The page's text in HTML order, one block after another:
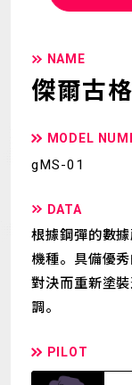
NAME
傑爾古
MODEL
gMS-01
DATA
根據鋼彈的數
機種。具備優
對決而重新塗
調。
PILOT